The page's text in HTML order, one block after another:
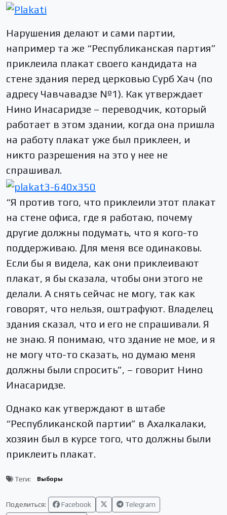
Нарушения делают и сами партии,
например та же “Республиканская партия”
приклеила плакат своего кандидата на
стене здания перед церковью Сурб Хач (по
адресу Чавчавадзе №1). Как утверждает
Нино Инасаридзе – переводчик, который
работает в этом здании, когда она пришла
на работу плакат уже был приклеен, и
никто разрешения на это у нее не
спрашивал.
“Я против того, что приклеили этот плакат
на стене офиса, где я работаю, почему
другие должны подумать, что я кого-то
поддерживаю. Для меня все одинаковы.
Если бы я видела, как они приклеивают
плакат, я бы сказала, чтобы они этого не
делали. А снять сейчас не могу, так как
говорят, что нельзя, оштрафуют. Владелец
здания сказал, что и его не спрашивали. Я
не знаю. Я понимаю, что здание не мое, и я
не могу что-то сказать, но думаю меня
должны были спросить”, – говорит Нино
Инасаридзе.
Однако как утверждают в штабе
“Республиканской партии” в Ахалкалаки,
хозяин был в курсе того, что должны были
приклеить плакат.
Теги: Выборы
Поделиться: Facebook Telegram